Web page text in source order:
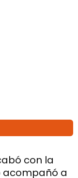
con la
acompañó a